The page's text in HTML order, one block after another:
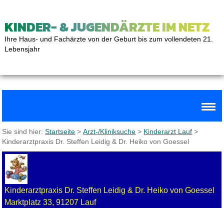
KINDER- & JUGENDÄRZTE IM NETZ
Ihre Haus- und Fachärzte von der Geburt bis zum vollendeten 21.
Lebensjahr
Sie sind hier:Startseite >Arzt-/Kliniksuche > Kinderarzt Lauf >
Kinderarztpraxis Dr. Steffen Leidig & Dr. Heiko von Goessel
Kinderarztpraxis Dr. Steffen Leidig & Dr. Heiko von Goessel
Marktplatz 33, 91207 Lauf